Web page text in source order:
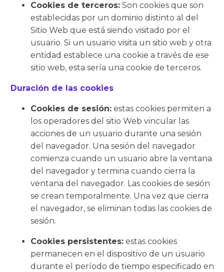
Cookies de terceros: Son cookies que son
establecidas por un dominio distinto al del
Sitio Web que está siendo visitado por el
usuario. Si un usuario visita un sitio web y otra
entidad establece una cookie a través de ese
sitio web, esta sería una cookie de terceros.
Duración de las cookies
Cookies de sesión: estas cookies permiten a
los operadores del sitio Web vincular las
acciones de un usuario durante una sesión
del navegador. Una sesión del navegador
comienza cuando un usuario abre la ventana
del navegador y termina cuando cierra la
ventana del navegador. Las cookies de sesión
se crean temporalmente. Una vez que cierra
el navegador, se eliminan todas las cookies de
sesión.
Cookies persistentes: estas cookies
permanecen en el dispositivo de un usuario
durante el período de tiempo especificado en